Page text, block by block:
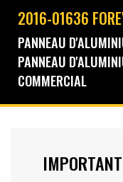
NOS SERVICES
À PROPOS
CONTACT
DESSINATEUR
2016-01636
PANNEAU
PANNEAU
COMMERCIAL